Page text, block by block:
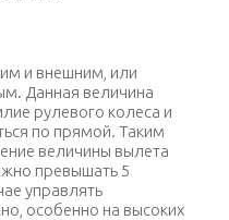
и внешним, или
Данная величина
рулевого колеса и
по прямой. Таким
величины вылета
превышать 5
управлять
особенно на высоких